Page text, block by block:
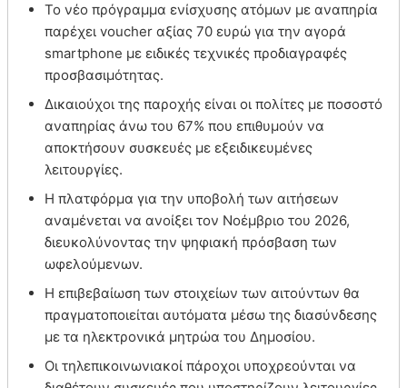
Το νέο πρόγραμμα ενίσχυσης ατόμων με αναπηρία
παρέχει voucher αξίας 70 ευρώ για την αγορά
smartphone με ειδικές τεχνικές προδιαγραφές
προσβασιμότητας.
Δικαιούχοι της παροχής είναι οι πολίτες με ποσοστό
αναπηρίας άνω του 67% που επιθυμούν να
αποκτήσουν συσκευές με εξειδικευμένες
λειτουργίες.
Η πλατφόρμα για την υποβολή των αιτήσεων
αναμένεται να ανοίξει τον Νοέμβριο του 2026,
διευκολύνοντας την ψηφιακή πρόσβαση των
ωφελούμενων.
Η επιβεβαίωση των στοιχείων των αιτούντων θα
πραγματοποιείται αυτόματα μέσω της διασύνδεσης
με τα ηλεκτρονικά μητρώα του Δημοσίου.
Οι τηλεπικοινωνιακοί πάροχοι υποχρεούνται να